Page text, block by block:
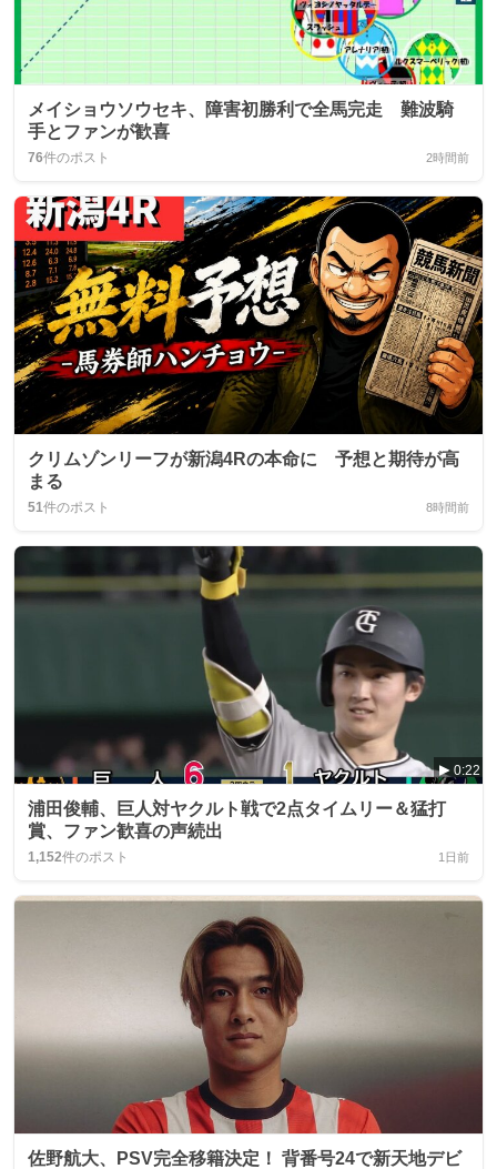
メイショウソウセキ、障害初勝利で全馬完走 難波騎
手とファンが歓喜
76件のポスト 2時間前
クリムゾンリーフが新潟4Rの本命に 予想と期待が高
まる
51件のポスト 8時間前
0:22
浦田俊輔、巨人対ヤクルト戦で2点タイムリー＆猛打
賞、ファン歓喜の声続出
1,152件のポスト 1日前
佐野航大、PSV完全移籍決定！ 背番号24で新天地デビ